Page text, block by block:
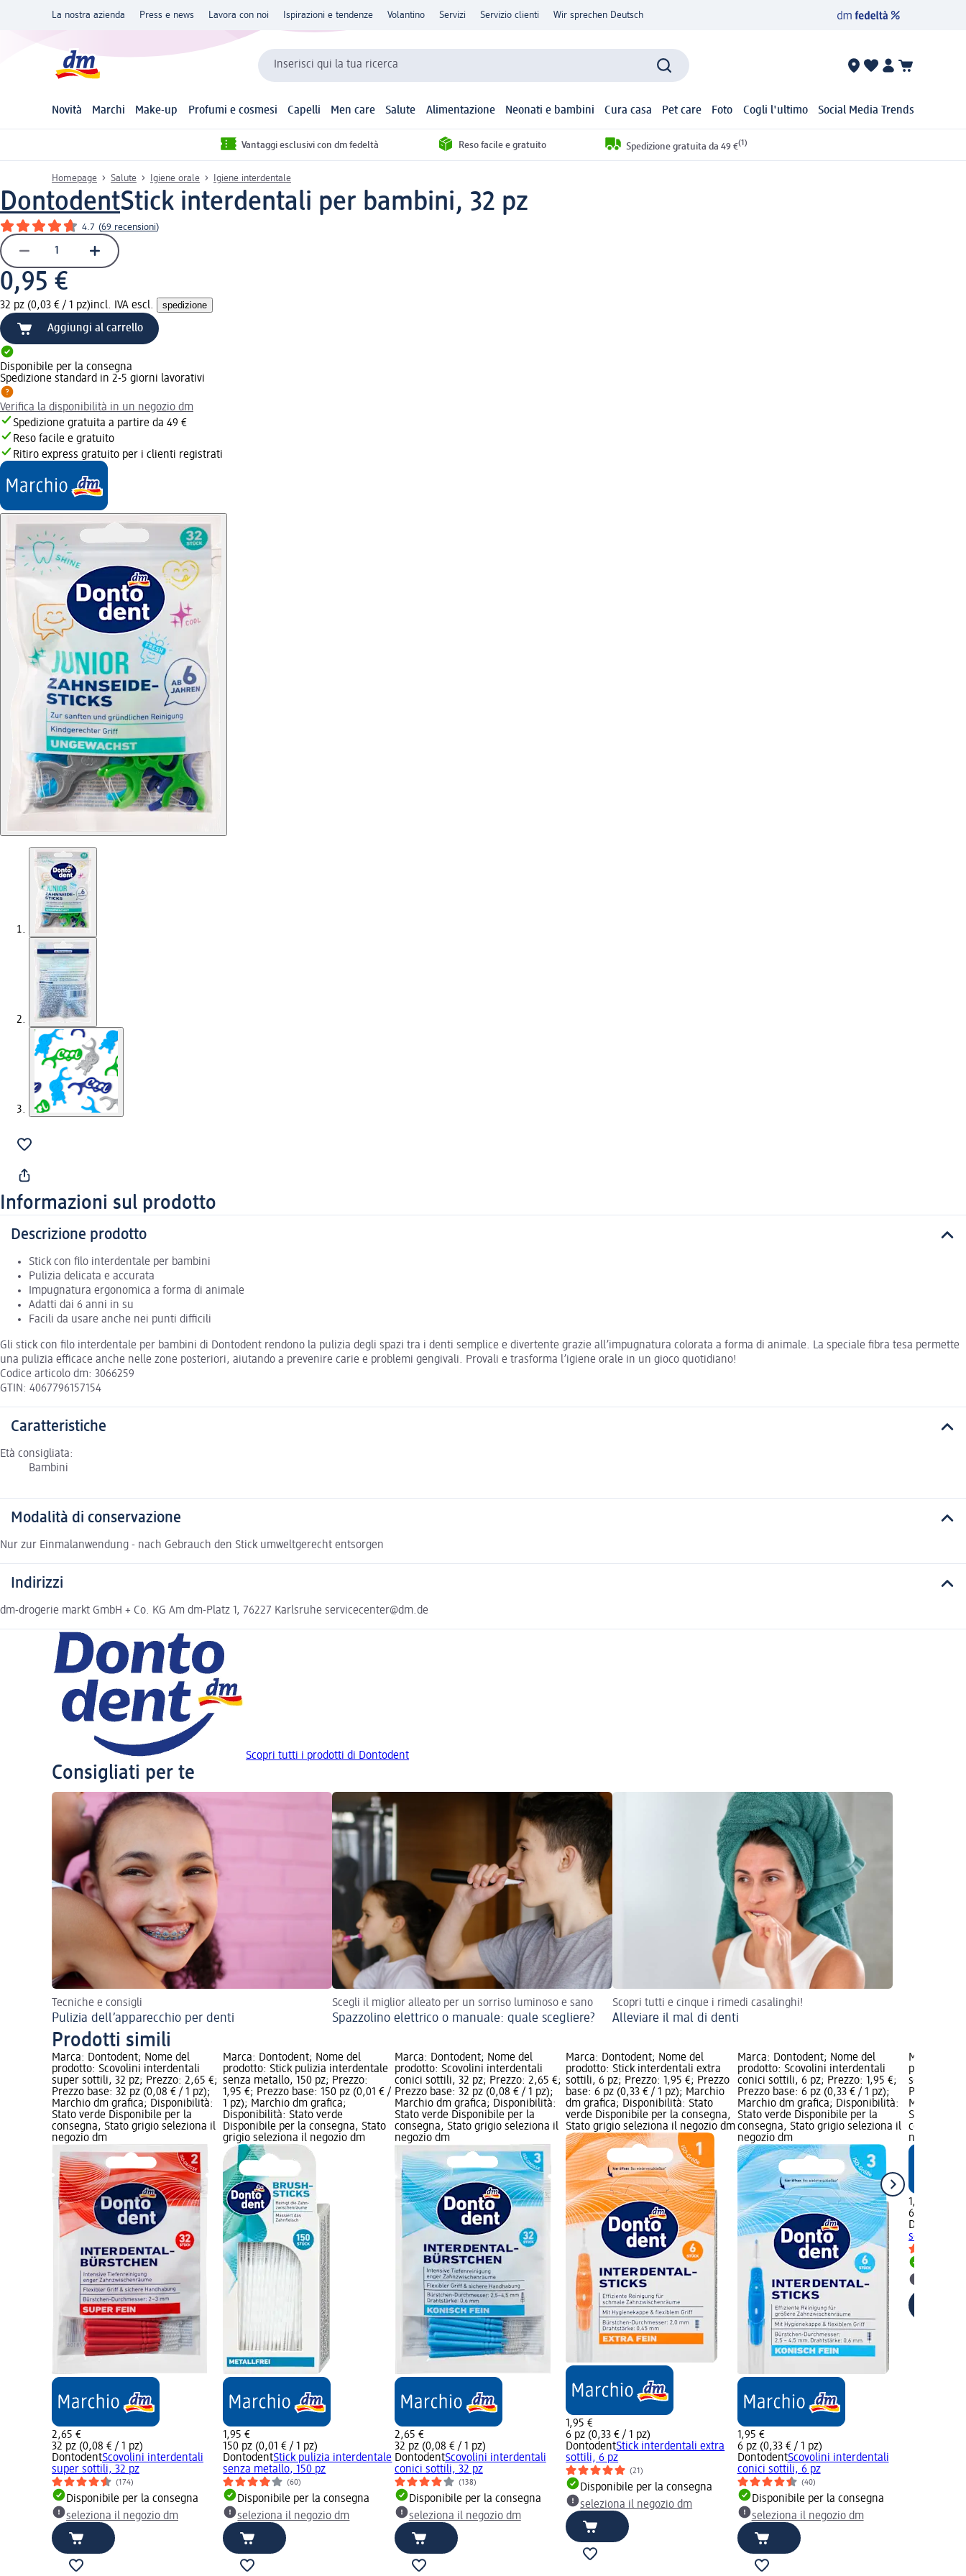
La nostra azienda Press e news Lavora con noi Ispirazioni e tendenze Volantino Servizi Servizio clienti Wir sprechen Deutsch
Inserisci qui la tua ricerca
Novità Marchi Make-up Profumi e cosmesi Capelli Men care Salute Alimentazione Neonati e bambini Cura casa Pet care Foto Cogli l'ultimo Social Media Trends
Vantaggi esclusivi con dm fedeltà Reso facile e gratuito Spedizione gratuita da 49 €(1)
Homepage Salute Igiene orale Igiene interdentale
DontodentStick interdentali per bambini, 32 pz
4.7 (69 recensioni)
0,95 €
32 pz (0,03 € / 1 pz)incl. IVA escl. spedizione
Aggiungi al carrello
Disponibile per la consegna
Spedizione standard in 2-5 giorni lavorativi
Verifica la disponibilità in un negozio dm
Spedizione gratuita a partire da 49 €
Reso facile e gratuito
Ritiro express gratuito per i clienti registrati
Informazioni sul prodotto
Descrizione prodotto
Stick con filo interdentale per bambini
Pulizia delicata e accurata
Impugnatura ergonomica a forma di animale
Adatti dai 6 anni in su
Facili da usare anche nei punti difficili
Gli stick con filo interdentale per bambini di Dontodent rendono la pulizia degli spazi tra i denti semplice e divertente grazie all’impugnatura colorata a forma di animale. La speciale fibra tesa permette
una pulizia efficace anche nelle zone posteriori, aiutando a prevenire carie e problemi gengivali. Provali e trasforma l’igiene orale in un gioco quotidiano!
Codice articolo dm: 3066259
GTIN: 4067796157154
Caratteristiche
Età consigliata:
Bambini
Modalità di conservazione
Nur zur Einmalanwendung - nach Gebrauch den Stick umweltgerecht entsorgen
Indirizzi
dm-drogerie markt GmbH + Co. KG Am dm-Platz 1, 76227 Karlsruhe servicecenter@dm.de
Scopri tutti i prodotti di Dontodent
Consigliati per te
Tecniche e consigli
Pulizia dell’apparecchio per denti
Scegli il miglior alleato per un sorriso luminoso e sano
Spazzolino elettrico o manuale: quale scegliere?
Scopri tutti e cinque i rimedi casalinghi!
Alleviare il mal di denti
Prodotti simili
Marca: Dontodent; Nome del
prodotto: Scovolini interdentali
super sottili, 32 pz; Prezzo: 2,65 €;
Prezzo base: 32 pz (0,08 € / 1 pz);
Marchio dm grafica; Disponibilità:
Stato verde Disponibile per la
consegna, Stato grigio seleziona il
negozio dm
2,65 €
32 pz (0,08 € / 1 pz)
DontodentScovolini interdentali
super sottili, 32 pz
(174)
Disponibile per la consegna
seleziona il negozio dm
Marca: Dontodent; Nome del
prodotto: Stick pulizia interdentale
senza metallo, 150 pz; Prezzo:
1,95 €; Prezzo base: 150 pz (0,01 € /
1 pz); Marchio dm grafica;
Disponibilità: Stato verde
Disponibile per la consegna, Stato
grigio seleziona il negozio dm
1,95 €
150 pz (0,01 € / 1 pz)
DontodentStick pulizia interdentale
senza metallo, 150 pz
(60)
Disponibile per la consegna
seleziona il negozio dm
Marca: Dontodent; Nome del
prodotto: Scovolini interdentali
conici sottili, 32 pz; Prezzo: 2,65 €;
Prezzo base: 32 pz (0,08 € / 1 pz);
Marchio dm grafica; Disponibilità:
Stato verde Disponibile per la
consegna, Stato grigio seleziona il
negozio dm
2,65 €
32 pz (0,08 € / 1 pz)
DontodentScovolini interdentali
conici sottili, 32 pz
(138)
Disponibile per la consegna
seleziona il negozio dm
Marca: Dontodent; Nome del
prodotto: Stick interdentali extra
sottili, 6 pz; Prezzo: 1,95 €; Prezzo
base: 6 pz (0,33 € / 1 pz); Marchio
dm grafica; Disponibilità: Stato
verde Disponibile per la consegna,
Stato grigio seleziona il negozio dm
1,95 €
6 pz (0,33 € / 1 pz)
DontodentStick interdentali extra
sottili, 6 pz
(21)
Disponibile per la consegna
seleziona il negozio dm
Marca: Dontodent; Nome del
prodotto: Scovolini interdentali
conici sottili, 6 pz; Prezzo: 1,95 €;
Prezzo base: 6 pz (0,33 € / 1 pz);
Marchio dm grafica; Disponibilità:
Stato verde Disponibile per la
consegna, Stato grigio seleziona il
negozio dm
1,95 €
6 pz (0,33 € / 1 pz)
DontodentScovolini interdentali
conici sottili, 6 pz
(40)
Disponibile per la consegna
seleziona il negozio dm
Marca:
prodotto:
sottili ISO
Prezzo
Marchio
Stato
consegna,
negozio dm
1,95 €
6 pz (0,33 €
Dontodent
sottili ISO